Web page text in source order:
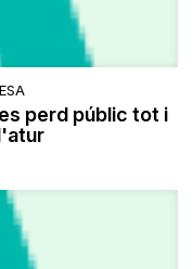
perd públic tot i